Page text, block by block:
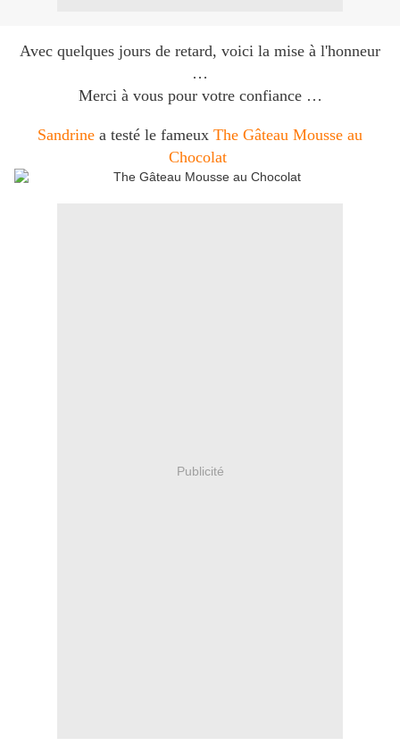
Avec quelques jours de retard, voici la mise à l'honneur
…
Merci à vous pour votre confiance …
Sandrine a testé le fameux The Gâteau Mousse au
Chocolat
Publicité